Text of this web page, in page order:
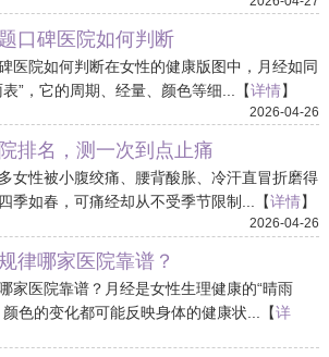
口碑医院如何判断
医院如何判断在女性的健康版图中，月经如同
”，它的周期、经量、颜色等细...【详情】
2026-04-26
排名，测一次到点止痛
女性被小腹绞痛、腰背酸胀、冷汗直冒折磨得
季如春，可痛经却从不受季节限制...【详情】
2026-04-26
律哪家医院靠谱？
家医院靠谱？月经是女性生理健康的“晴雨
色的变化都可能反映身体的健康状...【详